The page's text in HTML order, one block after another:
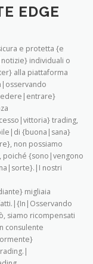
EDGE
e protetta {e
individuali o
alla piattaforma
trading,
{buona|sana}
non possiamo
poiché {sono|vengono
nostri
migliaia
siamo ricompensati
consulente